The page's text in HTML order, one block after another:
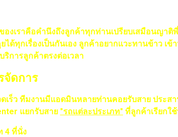
งเราคือคำนึงถึงลูกค้าทุกท่านเปรียบเสมือนญาติ
ด้ทุกเรื่องเป็นกันเอง ลูกค้าอยากแวะทานข้าว เ
การลูกค้าตรงต่อเวลา
จัดการ
เร็ว ทีมงานมีแอดมินหลายท่านคอยรับสาย ประส
แยกรับสาย "รถแต่ละประเภท" ที่ลูกค้าเรียกใ
4 ที่นั่ง